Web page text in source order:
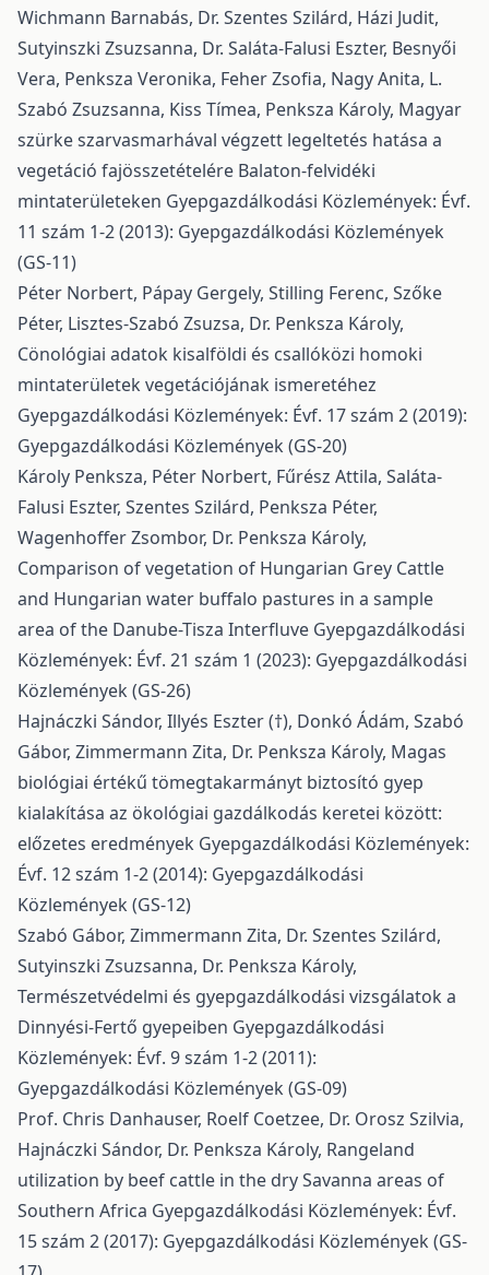
Wichmann Barnabás, Dr. Szentes Szilárd, Házi Judit,
Sutyinszki Zsuzsanna, Dr. Saláta-Falusi Eszter, Besnyői
Vera, Penksza Veronika, Feher Zsofia, Nagy Anita, L.
Szabó Zsuzsanna, Kiss Tímea, Penksza Károly, Magyar
szürke szarvasmarhával végzett legeltetés hatása a
vegetáció fajösszetételére Balaton-felvidéki
mintaterületeken Gyepgazdálkodási Közlemények: Évf.
11 szám 1-2 (2013): Gyepgazdálkodási Közlemények
(GS-11)
Péter Norbert, Pápay Gergely, Stilling Ferenc, Szőke
Péter, Lisztes-Szabó Zsuzsa, Dr. Penksza Károly,
Cönológiai adatok kisalföldi és csallóközi homoki
mintaterületek vegetációjának ismeretéhez
Gyepgazdálkodási Közlemények: Évf. 17 szám 2 (2019):
Gyepgazdálkodási Közlemények (GS-20)
Károly Penksza, Péter Norbert, Fűrész Attila, Saláta-
Falusi Eszter, Szentes Szilárd, Penksza Péter,
Wagenhoffer Zsombor, Dr. Penksza Károly,
Comparison of vegetation of Hungarian Grey Cattle
and Hungarian water buffalo pastures in a sample
area of the Danube-Tisza Interfluve Gyepgazdálkodási
Közlemények: Évf. 21 szám 1 (2023): Gyepgazdálkodási
Közlemények (GS-26)
Hajnáczki Sándor, Illyés Eszter (†), Donkó Ádám, Szabó
Gábor, Zimmermann Zita, Dr. Penksza Károly, Magas
biológiai értékű tömegtakarmányt biztosító gyep
kialakítása az ökológiai gazdálkodás keretei között:
előzetes eredmények Gyepgazdálkodási Közlemények:
Évf. 12 szám 1-2 (2014): Gyepgazdálkodási
Közlemények (GS-12)
Szabó Gábor, Zimmermann Zita, Dr. Szentes Szilárd,
Sutyinszki Zsuzsanna, Dr. Penksza Károly,
Természetvédelmi és gyepgazdálkodási vizsgálatok a
Dinnyési-Fertő gyepeiben Gyepgazdálkodási
Közlemények: Évf. 9 szám 1-2 (2011):
Gyepgazdálkodási Közlemények (GS-09)
Prof. Chris Danhauser, Roelf Coetzee, Dr. Orosz Szilvia,
Hajnáczki Sándor, Dr. Penksza Károly, Rangeland
utilization by beef cattle in the dry Savanna areas of
Southern Africa Gyepgazdálkodási Közlemények: Évf.
15 szám 2 (2017): Gyepgazdálkodási Közlemények (GS-